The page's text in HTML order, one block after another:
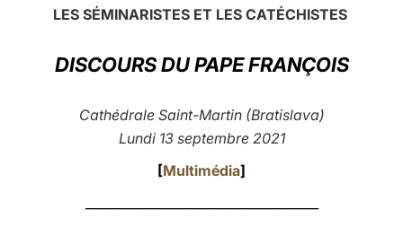
LES SÉMINARISTES ET LES CATÉCHISTES
DISCOURS DU PAPE FRANÇOIS
Cathédrale Saint-Martin (Bratislava)
Lundi 13 septembre 2021
[Multimédia]